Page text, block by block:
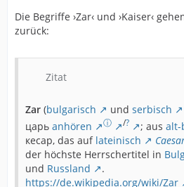
Die Begriffe ›Zar‹ und ›Kaiser‹
zurück:
Zitat
Zar (bulgarisch und serbisch
царь anhören ⓘ /? ; aus alt-
кесар, das auf lateinisch
der höchste Herrschertitel in
und Russland
.
https://de.wikipedia.org/wiki/Zar